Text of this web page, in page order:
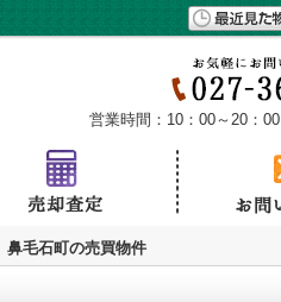
営業時間：10：00～20：00
鼻毛石町の売買物件